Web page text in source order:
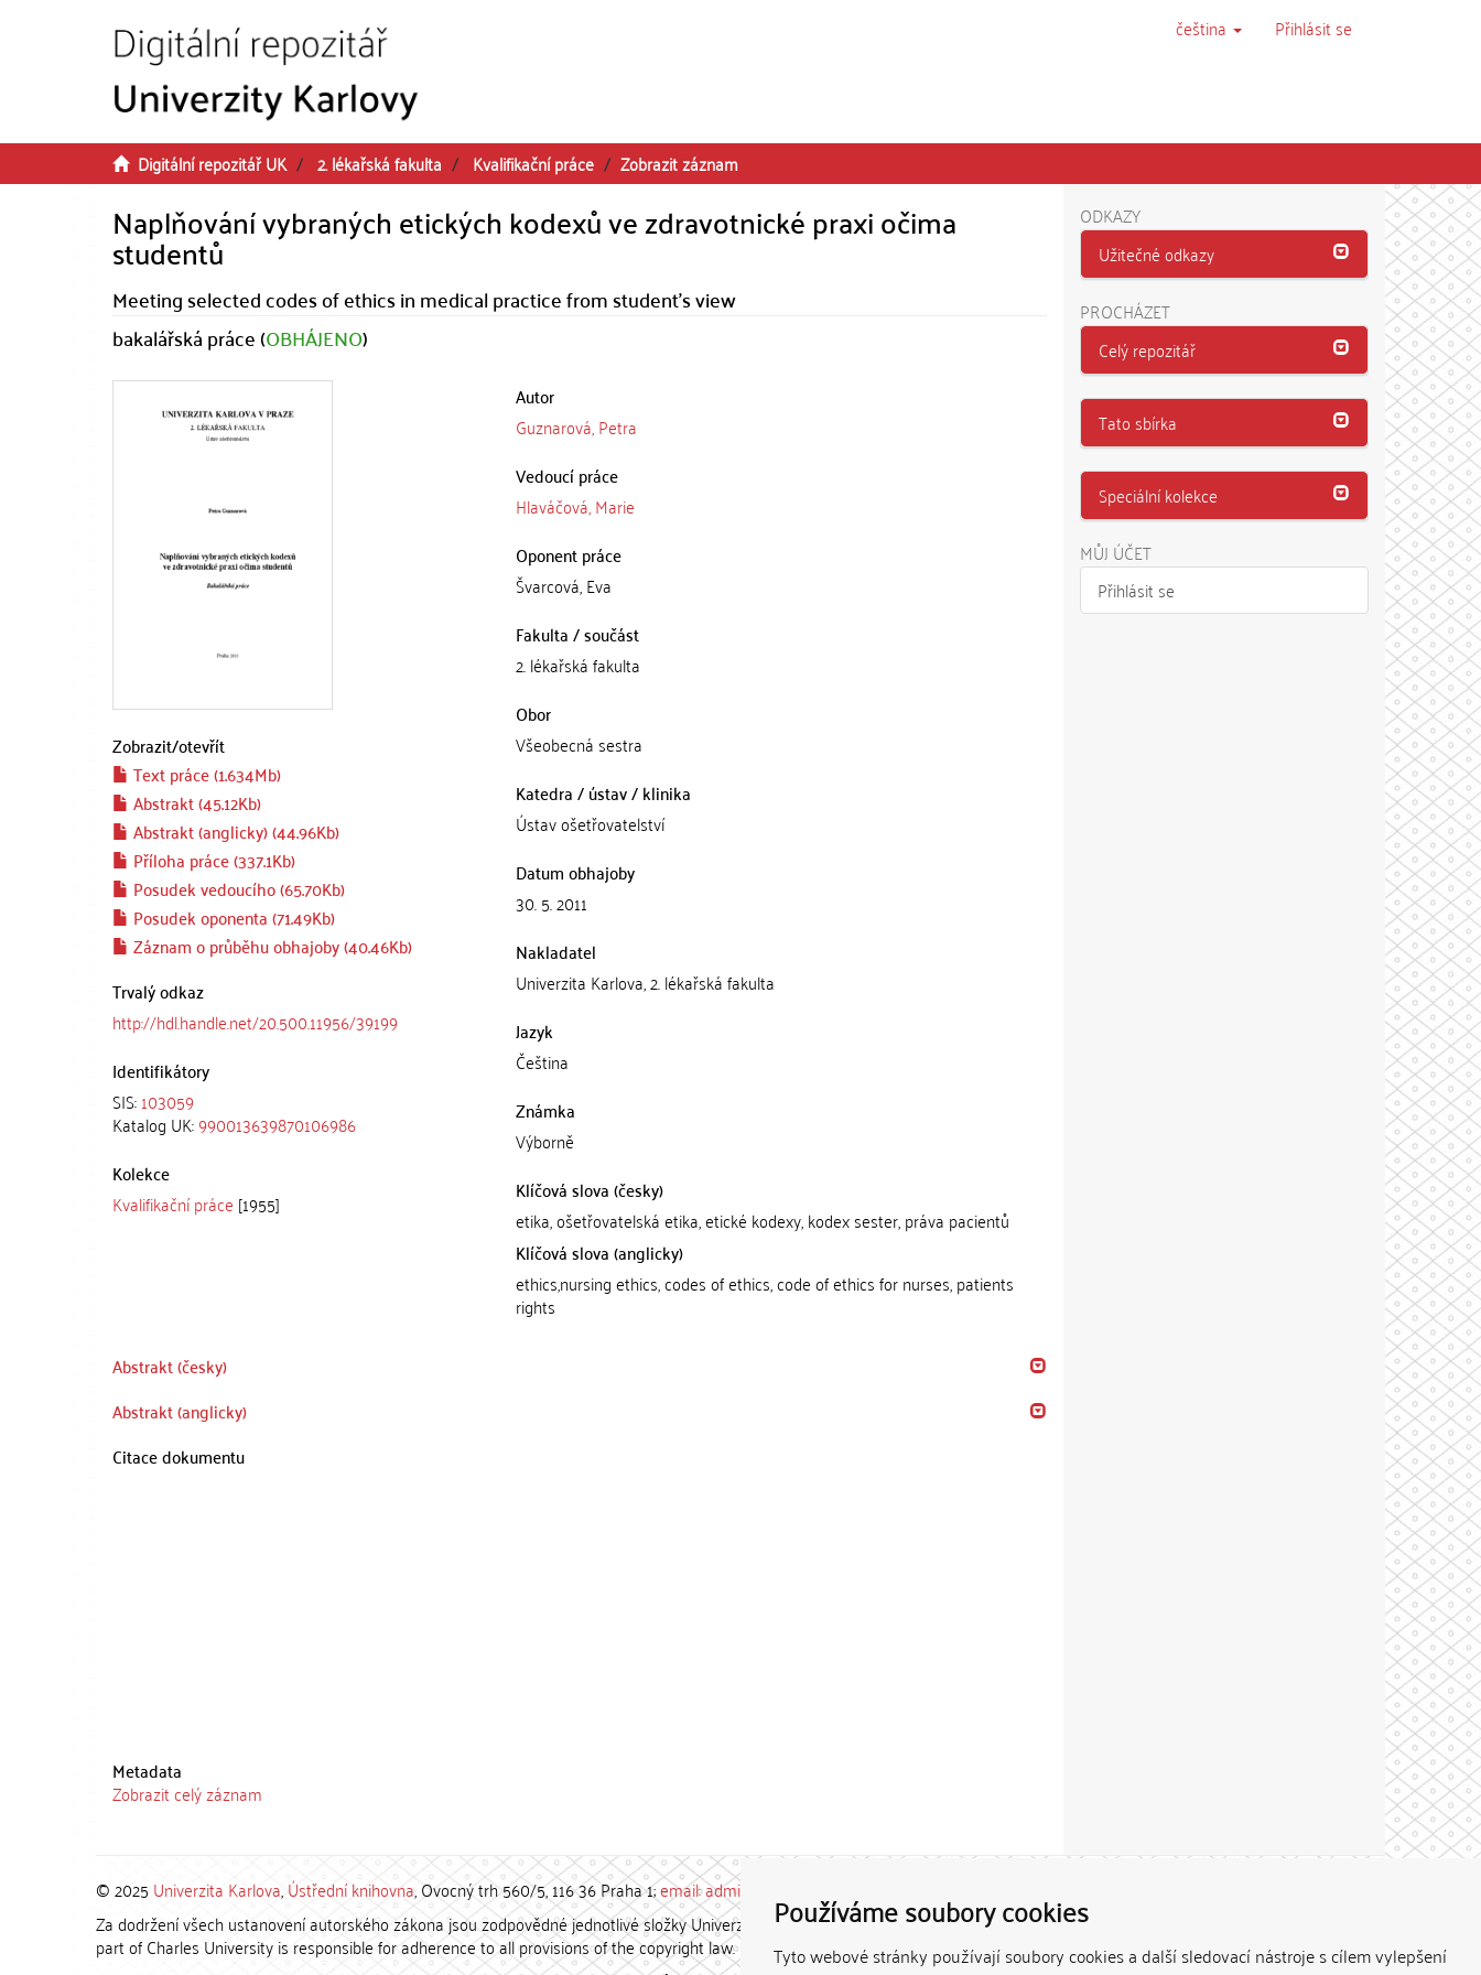
Používáme soubory cookies
Tyto webové stránky používají soubory cookies a další sledovací nástroje s cílem vylepšení
čeština Přihlásit se
Digitální repozitář UK 2. lékařská fakulta Kvalifikační práce Zobrazit záznam
Naplňování vybraných etických kodexů ve zdravotnické praxi očima
studentů
Meeting selected codes of ethics in medical practice from student's view
bakalářská práce (OBHÁJENO)
Zobrazit/otevřít
Text práce (1.634Mb)
Abstrakt (45.12Kb)
Abstrakt (anglicky) (44.96Kb)
Příloha práce (337.1Kb)
Posudek vedoucího (65.70Kb)
Posudek oponenta (71.49Kb)
Záznam o průběhu obhajoby (40.46Kb)
Trvalý odkaz
http://hdl.handle.net/20.500.11956/39199
Identifikátory
SIS:103059
Katalog UK:990013639870106986
Kolekce
Kvalifikační práce [1955]
Autor
Guznarová, Petra
Vedoucí práce
Hlaváčová, Marie
Oponent práce
Švarcová, Eva
Fakulta / součást
2. lékařská fakulta
Obor
Všeobecná sestra
Katedra / ústav / klinika
Ústav ošetřovatelství
Datum obhajoby
30. 5. 2011
Nakladatel
Univerzita Karlova, 2. lékařská fakulta
Jazyk
Čeština
Známka
Výborně
Klíčová slova (česky)
etika, ošetřovatelská etika, etické kodexy, kodex sester, práva pacientů
Klíčová slova (anglicky)
ethics,nursing ethics, codes of ethics, code of ethics for nurses, patients
rights
Abstrakt (česky)
Abstrakt (anglicky)
Citace dokumentu
Metadata
Zobrazit celý záznam
ODKAZY
Užitečné odkazy
PROCHÁZET
Celý repozitář
Tato sbírka
Speciální kolekce
MŮJ ÚČET
Přihlásit se
© 2025 Univerzita Karlova,Ústřední knihovna, Ovocný trh 560/5, 116 36 Praha 1;email: admin-repozitar [at] cuni.cz
Za dodržení všech ustanovení autorského zákona jsou zodpovědné jednotlivé složky Univerzity Karlovy. / Each constituent
part of Charles University is responsible for adherence to all provisions of the copyright law.